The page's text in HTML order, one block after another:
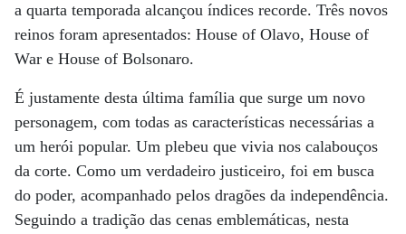
a quarta temporada alcançou índices recorde. Três novos
reinos foram apresentados: House of Olavo, House of
War e House of Bolsonaro.
É justamente desta última família que surge um novo
personagem, com todas as características necessárias a
um herói popular. Um plebeu que vivia nos calabouços
da corte. Como um verdadeiro justiceiro, foi em busca
do poder, acompanhado pelos dragões da independência.
Seguindo a tradição das cenas emblemáticas, nesta